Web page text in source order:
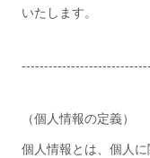
いたします。
（個人情報の定義）
個人情報とは、個人